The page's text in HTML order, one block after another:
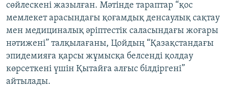
сөйлескені жазылған. Мәтінде тараптар “қос
мемлекет арасындағы қоғамдық денсаулық сақтау
мен медициналық әріптестік саласындағы жоғары
нәтижені” талқылағаны, Цойдың “Қазақстандағы
эпидемияға қарсы жұмысқа белсенді қолдау
көрсеткені үшін Қытайға алғыс білдіргені”
айтылады.